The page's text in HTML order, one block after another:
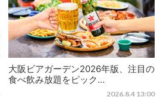
大阪ビアガーデン2026年版、注目の
食べ飲み放題をピック…
2026.8.4 13:00